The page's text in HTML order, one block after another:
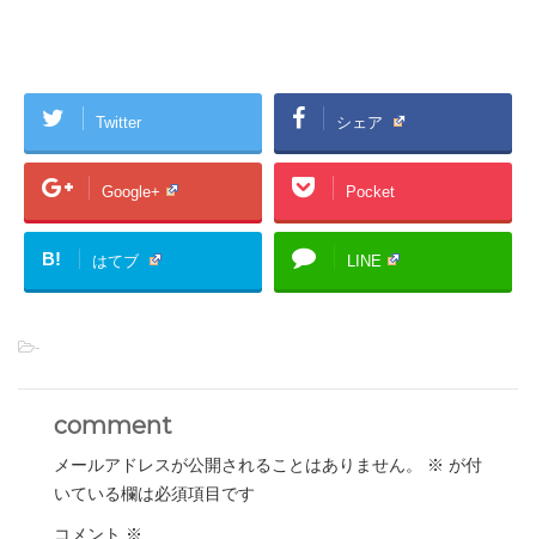
Twitter シェア
Google+ Pocket
B! はてブ LINE
-
comment
メールアドレスが公開されることはありません。 ※ が付
いている欄は必須項目です
コメント ※